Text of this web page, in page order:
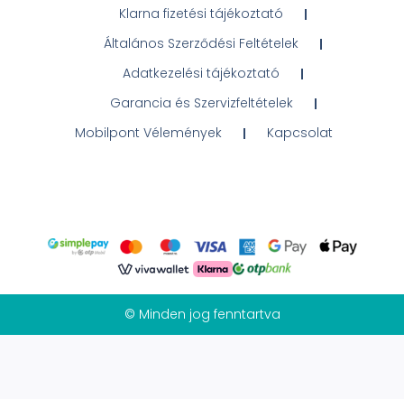
Klarna fizetési tájékoztató
Általános Szerződési Feltételek
Adatkezelési tájékoztató
Garancia és Szervizfeltételek
Mobilpont Vélemények
Kapcsolat
© Minden jog fenntartva